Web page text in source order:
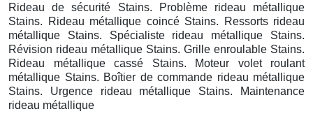
Rideau de sécurité Stains. Problème rideau métallique
Stains. Rideau métallique coincé Stains. Ressorts rideau
métallique Stains. Spécialiste rideau métallique Stains.
Révision rideau métallique Stains. Grille enroulable Stains.
Rideau métallique cassé Stains. Moteur volet roulant
métallique Stains. Boîtier de commande rideau métallique
Stains. Urgence rideau métallique Stains. Maintenance
rideau métallique